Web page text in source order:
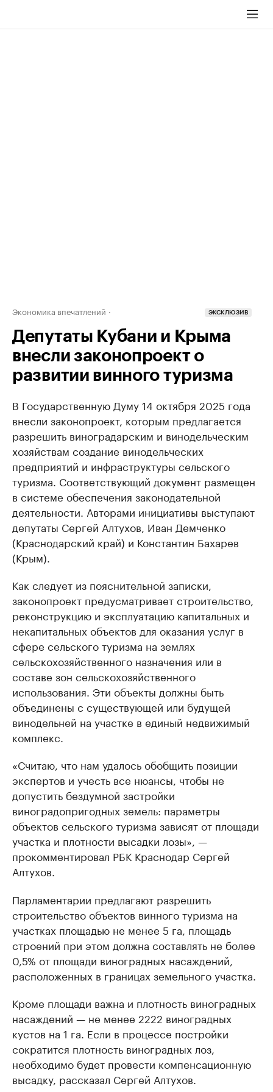
Экономика впечатлений ЭКСКЛЮЗИВ
Депутаты Кубани и Крыма
внесли законопроект о
развитии винного туризма
В Государственную Думу 14 октября 2025 года
внесли законопроект, которым предлагается
разрешить виноградарским и винодельческим
хозяйствам создание винодельческих
предприятий и инфраструктуры сельского
туризма. Соответствующий документ размещен
в системе обеспечения законодательной
деятельности. Авторами инициативы выступают
депутаты Сергей Алтухов, Иван Демченко
(Краснодарский край) и Константин Бахарев
(Крым).
Как следует из пояснительной записки,
законопроект предусматривает строительство,
реконструкцию и эксплуатацию капитальных и
некапитальных объектов для оказания услуг в
сфере сельского туризма на землях
сельскохозяйственного назначения или в
составе зон сельскохозяйственного
использования. Эти объекты должны быть
объединены с существующей или будущей
винодельней на участке в единый недвижимый
комплекс.
«Считаю, что нам удалось обобщить позиции
экспертов и учесть все нюансы, чтобы не
допустить бездумной застройки
виноградопригодных земель: параметры
объектов сельского туризма зависят от площади
участка и плотности высадки лозы», —
прокомментировал РБК Краснодар Сергей
Алтухов.
Парламентарии предлагают разрешить
строительство объектов винного туризма на
участках площадью не менее 5 га, площадь
строений при этом должна составлять не более
0,5% от площади виноградных насаждений,
расположенных в границах земельного участка.
Кроме площади важна и плотность виноградных
насаждений — не менее 2222 виноградных
кустов на 1 га. Если в процессе постройки
сократится плотность виноградных лоз,
необходимо будет провести компенсационную
высадку, рассказал Сергей Алтухов.